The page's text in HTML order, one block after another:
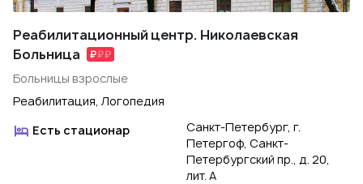
Реабилитационный центр. Николаевская
Больница
Больницы взрослые
Реабилитация, Логопедия
Есть стационар
Санкт-Петербург, г.
Петергоф, Санкт-
Петербургский пр., д. 20,
лит. А